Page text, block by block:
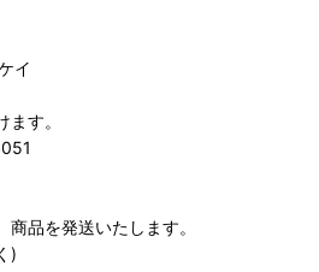
イ
す。
商品を発送いたします。
)